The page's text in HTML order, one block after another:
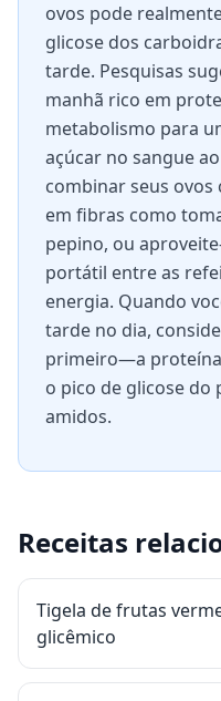
ovos pode
glicose dos
tarde. Pesquisas
manhã rico em
metabolismo para
açúcar no sangue
combinar seus ovos
em fibras como
pepino, ou
portátil entre as
energia. Quando
tarde no dia,
primeiro—a
o pico de glicose
amidos.
Receitas
Tigela de frutas
glicêmico